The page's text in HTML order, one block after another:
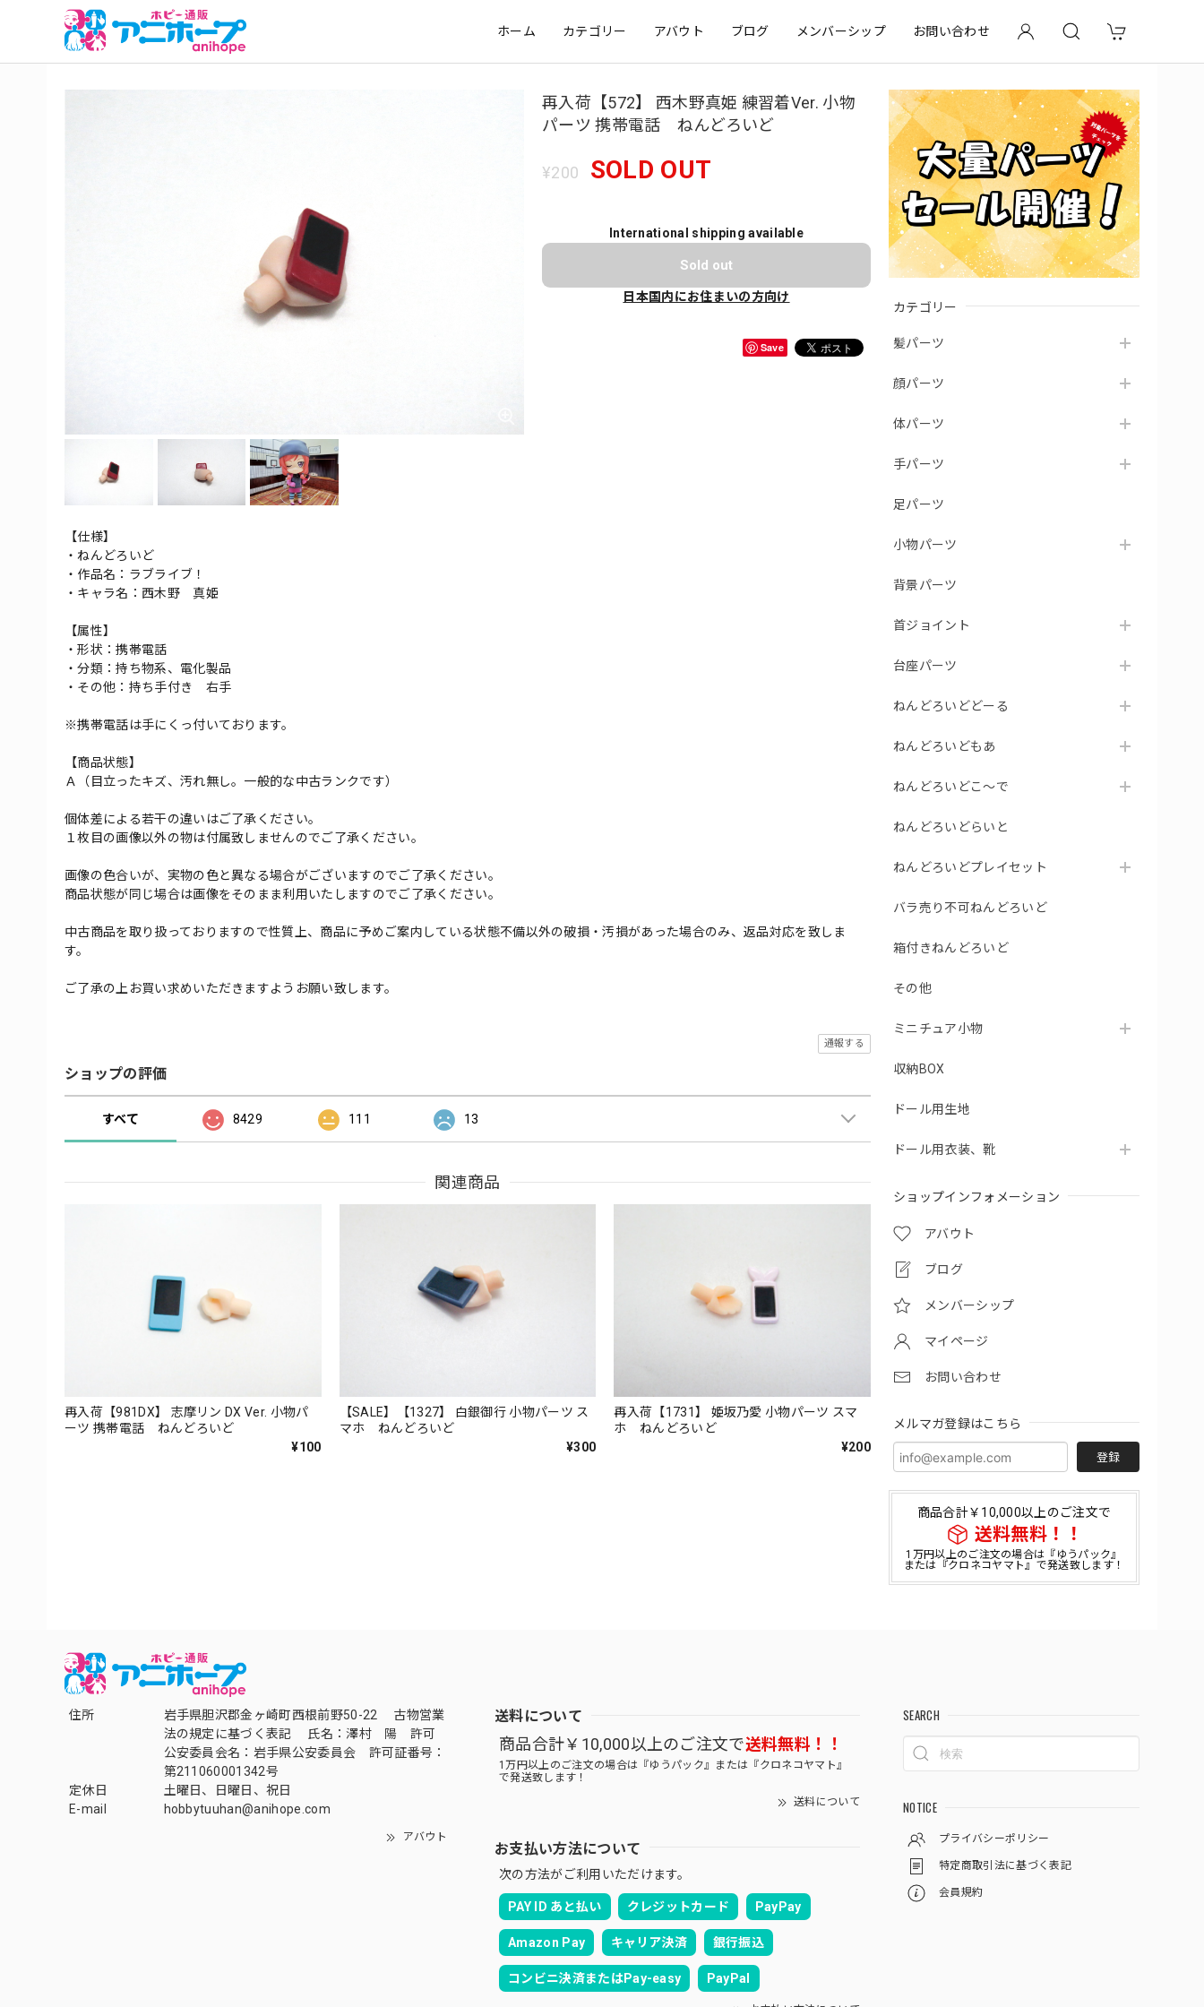
ホーム カテゴリー アバウト ブログ メンバーシップ お問い合わせ
カテゴリー
髪パーツ
顔パーツ
体パーツ
手パーツ
足パーツ
小物パーツ
背景パーツ
首ジョイント
台座パーツ
ねんどろいどどーる
ねんどろいどもあ
ねんどろいどこ～で
ねんどろいどらいと
ねんどろいどプレイセット
バラ売り不可ねんどろいど
箱付きねんどろいど
その他
ミニチュア小物
収納BOX
ドール用生地
ドール用衣装、靴
ショップインフォメーション
アバウト
ブログ
メンバーシップ
マイページ
お問い合わせ
メルマガ登録はこちら
登録
商品合計￥10,000以上のご注文で
送料無料！！
1万円以上のご注文の場合は『ゆうパック』
または『クロネコヤマト』で発送致します！
再入荷【572】 西木野真姫 練習着Ver. 小物
パーツ 携帯電話 ねんどろいど
¥200 SOLD OUT
International shipping available
Sold out
日本国内にお住まいの方向け
Save
【仕様】
・ねんどろいど
・作品名：ラブライブ！
・キャラ名：西木野 真姫
【属性】
・形状：携帯電話
・分類：持ち物系、電化製品
・その他：持ち手付き 右手
※携帯電話は手にくっ付いております。
【商品状態】
Ａ（目立ったキズ、汚れ無し。一般的な中古ランクです）
個体差による若干の違いはご了承ください。
１枚目の画像以外の物は付属致しませんのでご了承ください。
画像の色合いが、実物の色と異なる場合がございますのでご了承ください。
商品状態が同じ場合は画像をそのまま利用いたしますのでご了承ください。
中古商品を取り扱っておりますので性質上、商品に予めご案内している状態不備以外の破損・汚損があった場合のみ、返品対応を致しま
す。
ご了承の上お買い求めいただきますようお願い致します。
通報する
ショップの評価
すべて 8429 111 13
関連商品
再入荷【981DX】 志摩リン DX Ver. 小物パ
ーツ 携帯電話 ねんどろいど
¥100
【SALE】【1327】 白銀御行 小物パーツ ス
マホ ねんどろいど
¥300
再入荷【1731】 姫坂乃愛 小物パーツ スマ
ホ ねんどろいど
¥200
住所
岩手県胆沢郡金ヶ崎町西根前野50-22 古物営業
法の規定に基づく表記 氏名：澤村 陽 許可
公安委員会名：岩手県公安委員会 許可証番号：
第211060001342号
定休日
土曜日、日曜日、祝日
E-mail
hobbytuuhan@anihope.com
アバウト
送料について
商品合計￥10,000以上のご注文で送料無料！！
1万円以上のご注文の場合は『ゆうパック』または『クロネコヤマト』
で発送致します！
送料について
お支払い方法について
次の方法がご利用いただけます。
PAY ID あと払い クレジットカード PayPay
Amazon Pay キャリア決済 銀行振込
コンビニ決済またはPay-easy PayPal
SEARCH
NOTICE
プライバシーポリシー
特定商取引法に基づく表記
会員規約